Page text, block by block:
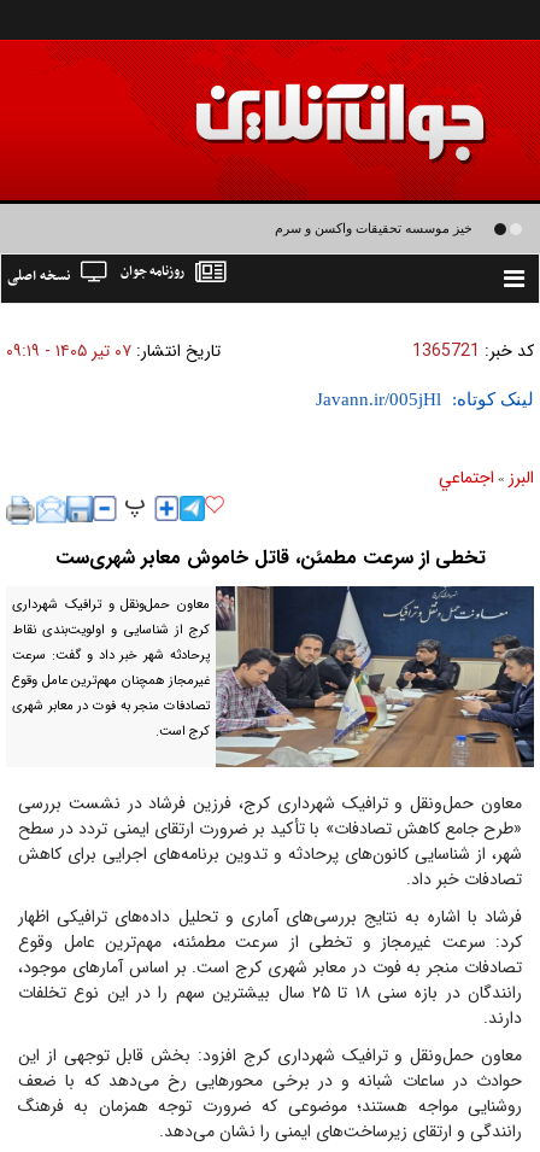
خیز موسسه تحقیقات واکسن و سرم سازی رازی برای تولید واکسن های نسل سوم و
Toggle
نسخه اصلی روزنامه جوان
کد خبر: 1365721 تاریخ انتشار: ۰۷ تير ۱۴۰۵ - ۰۹:۱۹
لینک کوتاه:
البرز » اجتماعي
تخطی از سرعت مطمئن، قاتل خاموش معابر شهری‌ست
معاون حمل‌ونقل و ترافیک شهرداری
کرج از شناسایی و اولویت‌بندی نقاط
پرحادثه شهر خبر داد و گفت: سرعت
غیرمجاز همچنان مهم‌ترین عامل وقوع
تصادفات منجر به فوت در معابر شهری
کرج است.
معاون حمل‌ونقل و ترافیک شهرداری کرج، فرزین فرشاد در نشست بررسی
«طرح جامع کاهش تصادفات» با تأکید بر ضرورت ارتقای ایمنی تردد در سطح
شهر، از شناسایی کانون‌های پرحادثه و تدوین برنامه‌های اجرایی برای کاهش
تصادفات خبر داد.
فرشاد با اشاره به نتایج بررسی‌های آماری و تحلیل داده‌های ترافیکی اظهار
کرد: سرعت غیرمجاز و تخطی از سرعت مطمئنه، مهم‌ترین عامل وقوع
تصادفات منجر به فوت در معابر شهری کرج است. بر اساس آمارهای موجود،
رانندگان در بازه سنی ۱۸ تا ۲۵ سال بیشترین سهم را در این نوع تخلفات
دارند.
معاون حمل‌ونقل و ترافیک شهرداری کرج افزود: بخش قابل توجهی از این
حوادث در ساعات شبانه و در برخی محورهایی رخ می‌دهد که با ضعف
روشنایی مواجه هستند؛ موضوعی که ضرورت توجه همزمان به فرهنگ
رانندگی و ارتقای زیرساخت‌های ایمنی را نشان می‌دهد.